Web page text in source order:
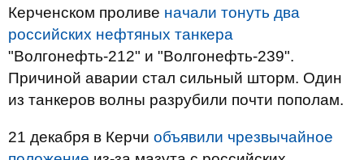
Керченском проливе начали тонуть два
российских нефтяных танкера
"Волгонефть-212" и "Волгонефть-239".
Причиной аварии стал сильный шторм. Один
из танкеров волны разрубили почти пополам.
21 декабря в Керчи объявили чрезвычайное